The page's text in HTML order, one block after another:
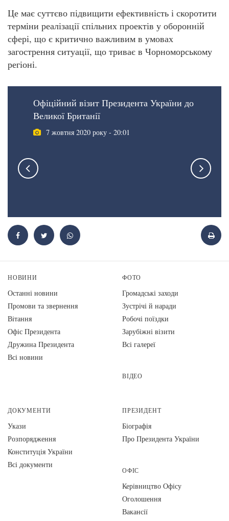
Це має суттєво підвищити ефективність і скоротити
терміни реалізації спільних проектів у оборонній
сфері, що є критично важливим в умовах
загострення ситуації, що триває в Чорноморському
регіоні.
Офіційний візит Президента України до
Великої Британії
7 жовтня 2020 року - 20:01
НОВИНИ
Останні новини
Промови та звернення
Вiтання
Офіс Президента
Дружина Президента
Всі новини
ФОТО
Громадські заходи
Зустрічі й наради
Робочі поїздки
Зарубіжні візити
Всі галереї
ВІДЕО
ДОКУМЕНТИ
Укази
Розпорядження
Конституція України
Всі документи
ПРЕЗИДЕНТ
Біографія
Про Президента України
ОФІС
Керівництво Офісу
Оголошення
Вакансії